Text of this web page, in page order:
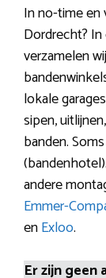
In no-time en
Dordrecht?
verzamelen
lokale
sipen,
banden.
andere
Emmer-
enExloo.
Er zijn